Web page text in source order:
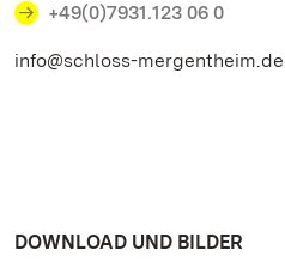
+49(0)7931.123 06 0
info@schloss-mergentheim.de
DOWNLOAD UND BILDER